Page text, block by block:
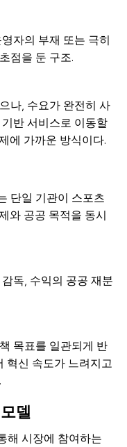
자의 부재 또는 극히
점을 둔 구조.
나, 수요가 완전히 사
반 서비스로 이동할
에 가까운 방식이다.
단일 기관이 스포츠
와 공공 목적을 동시
독, 수익의 공공 재분
목표를 일관되게 반
혁신 속도가 느려지고
델
해 시장에 참여하는